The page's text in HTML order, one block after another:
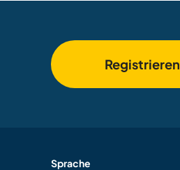
Registrieren
Sprache